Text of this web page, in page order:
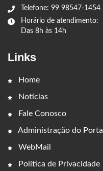
Telefone: 99 98547-1454
Horário de atendimento:
Das 8h às 14h
Links
Home
Notícias
Fale Conosco
Administração do Portal
WebMail
Política de Privacidade